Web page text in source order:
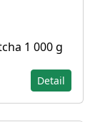
1 000 g
Detail